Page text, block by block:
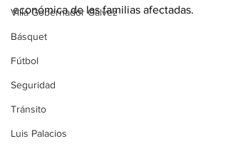
Villa Gobernador Gálvez
Básquet
Fútbol
Seguridad
Tránsito
Luis Palacios
económica de las familias afectadas.